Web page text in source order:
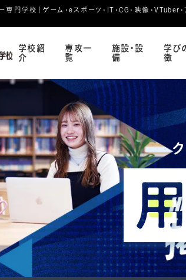
⾨学校｜ゲーム・eスポーツ・IT・CG・映像・VTuber・
学校紹
介
専攻一
覧
施設・設
備
学び
徴